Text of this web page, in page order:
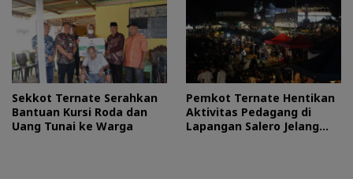
Sekkot Ternate Serahkan
Bantuan Kursi Roda dan
Uang Tunai ke Warga
Pemkot Ternate Hentikan
Aktivitas Pedagang di
Lapangan Salero Jelang